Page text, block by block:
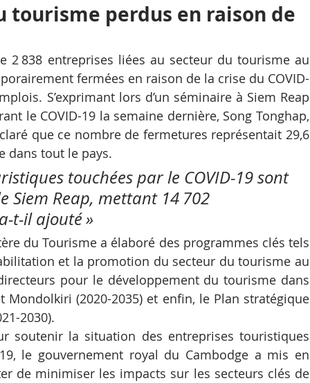
tourisme perdus en raison de
2 838 entreprises liées au secteur du tourisme au
fermées en raison de la crise du COVID-
S’exprimant lors d’un séminaire à Siem Reap
le COVID-19 la semaine dernière, Song Tonghap,
que ce nombre de fermetures représentait 29,6
dans tout le pays.
touchées par le COVID-19 sont
Siem Reap, mettant 14 702
t-il ajouté »
du Tourisme a élaboré des programmes clés tels
et la promotion du secteur du tourisme au
pour le développement du tourisme dans
Mondolkiri (2020-2035) et enfin, le Plan stratégique
2030).
soutenir la situation des entreprises touristiques
le gouvernement royal du Cambodge a mis en
de minimiser les impacts sur les secteurs clés de